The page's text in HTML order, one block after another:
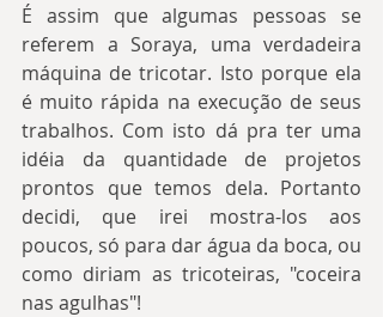
É assim que algumas pessoas se
referem a Soraya, uma verdadeira
máquina de tricotar. Isto porque ela
é muito rápida na execução de seus
trabalhos. Com isto dá pra ter uma
idéia da quantidade de projetos
prontos que temos dela. Portanto
decidi, que irei mostra-los aos
poucos, só para dar água da boca, ou
como diriam as tricoteiras, "coceira
nas agulhas"!